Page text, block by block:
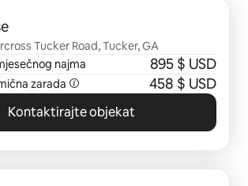
Tucker Road, Tucker, GA
najma
895 $ USD
zarada 458 $ USD
Kontaktirajte objekat